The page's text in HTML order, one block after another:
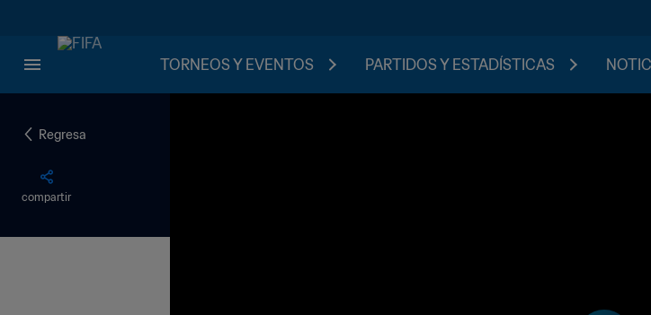
TORNEOS Y EVENTOS PARTIDOS Y ESTADÍSTICAS
Regresa
compartir